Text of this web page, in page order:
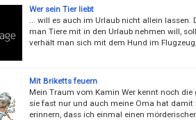
Wer sein Tier liebt
... will es auch im Urlaub nicht allein
man Tiere mit in den Urlaub nehmen will,
verhält man sich mit dem Hund im
Mit Briketts feuern
Mein Traum vom Kamin Wer kennt noch die
sie fast nur und auch meine Oma hat
erinnern, dass ich einmal einen